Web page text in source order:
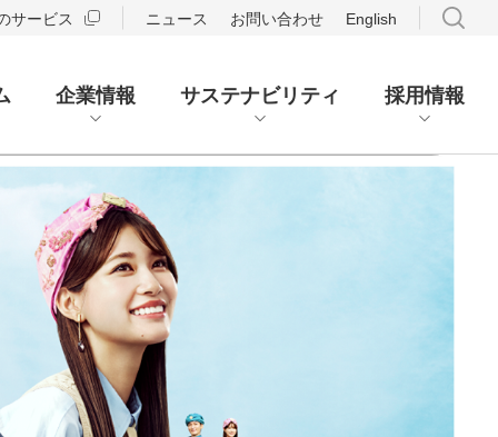
サービス ニュース お問い合わせ English
企業情報 サステナビリティ 採用情報